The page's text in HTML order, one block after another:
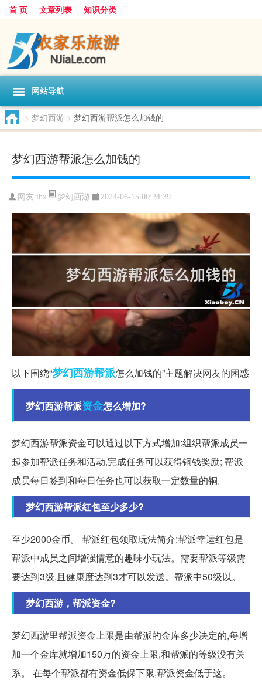
首 页 文章列表 知识分类
网站导航
> 梦幻西游 > 梦幻西游帮派怎么加钱的
梦幻西游帮派怎么加钱的
网友:lhx 梦幻西游 2024-06-15 00:24:39
以下围绕“梦幻西游帮派怎么加钱的”主题解决网友的困惑
梦幻西游帮派资金怎么增加?
梦幻西游帮派资金可以通过以下方式增加:组织帮派成员一
起参加帮派任务和活动,完成任务可以获得铜钱奖励; 帮派
成员每日签到和每日任务也可以获取一定数量的铜。
梦幻西游帮派红包至少多少?
至少2000金币。 帮派红包领取玩法简介:帮派幸运红包是
帮派中成员之间增强情意的趣味小玩法。需要帮派等级需
要达到3级,且健康度达到3才可以发送。帮派中50级以。
梦幻西游，帮派资金?
梦幻西游里帮派资金上限是由帮派的金库多少决定的,每增
加一个金库就增加150万的资金上限,和帮派的等级没有关
系。 在每个帮派都有资金低保下限,帮派资金低于这。